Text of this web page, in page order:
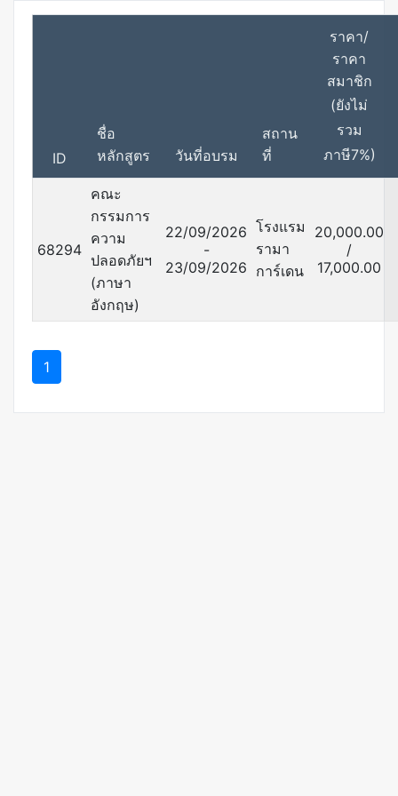
ID
ชื่อ
หลักสูตร
วันที่อบรม
สถาน
ที่
ราคา/
ราคา
สมาชิก
(ยังไม่
รวม
ภาษี7%)
68294
คณะ
กรรมการ
ความ
ปลอดภัยฯ
(ภาษา
อังกฤษ)
22/09/2026
-
23/09/2026
โรงแรม
รามา
การ์เดน
20,000.00
/
17,000.00
1